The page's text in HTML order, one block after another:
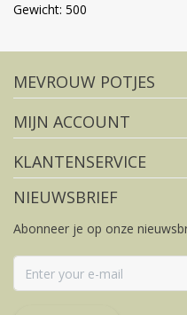
Gewicht: 500
Volg ons
FACEBOOK
MEVROUW POTJES
MIJN ACCOUNT
KLANTENSERVICE
NIEUWSBRIEF
Abonneer je op onze